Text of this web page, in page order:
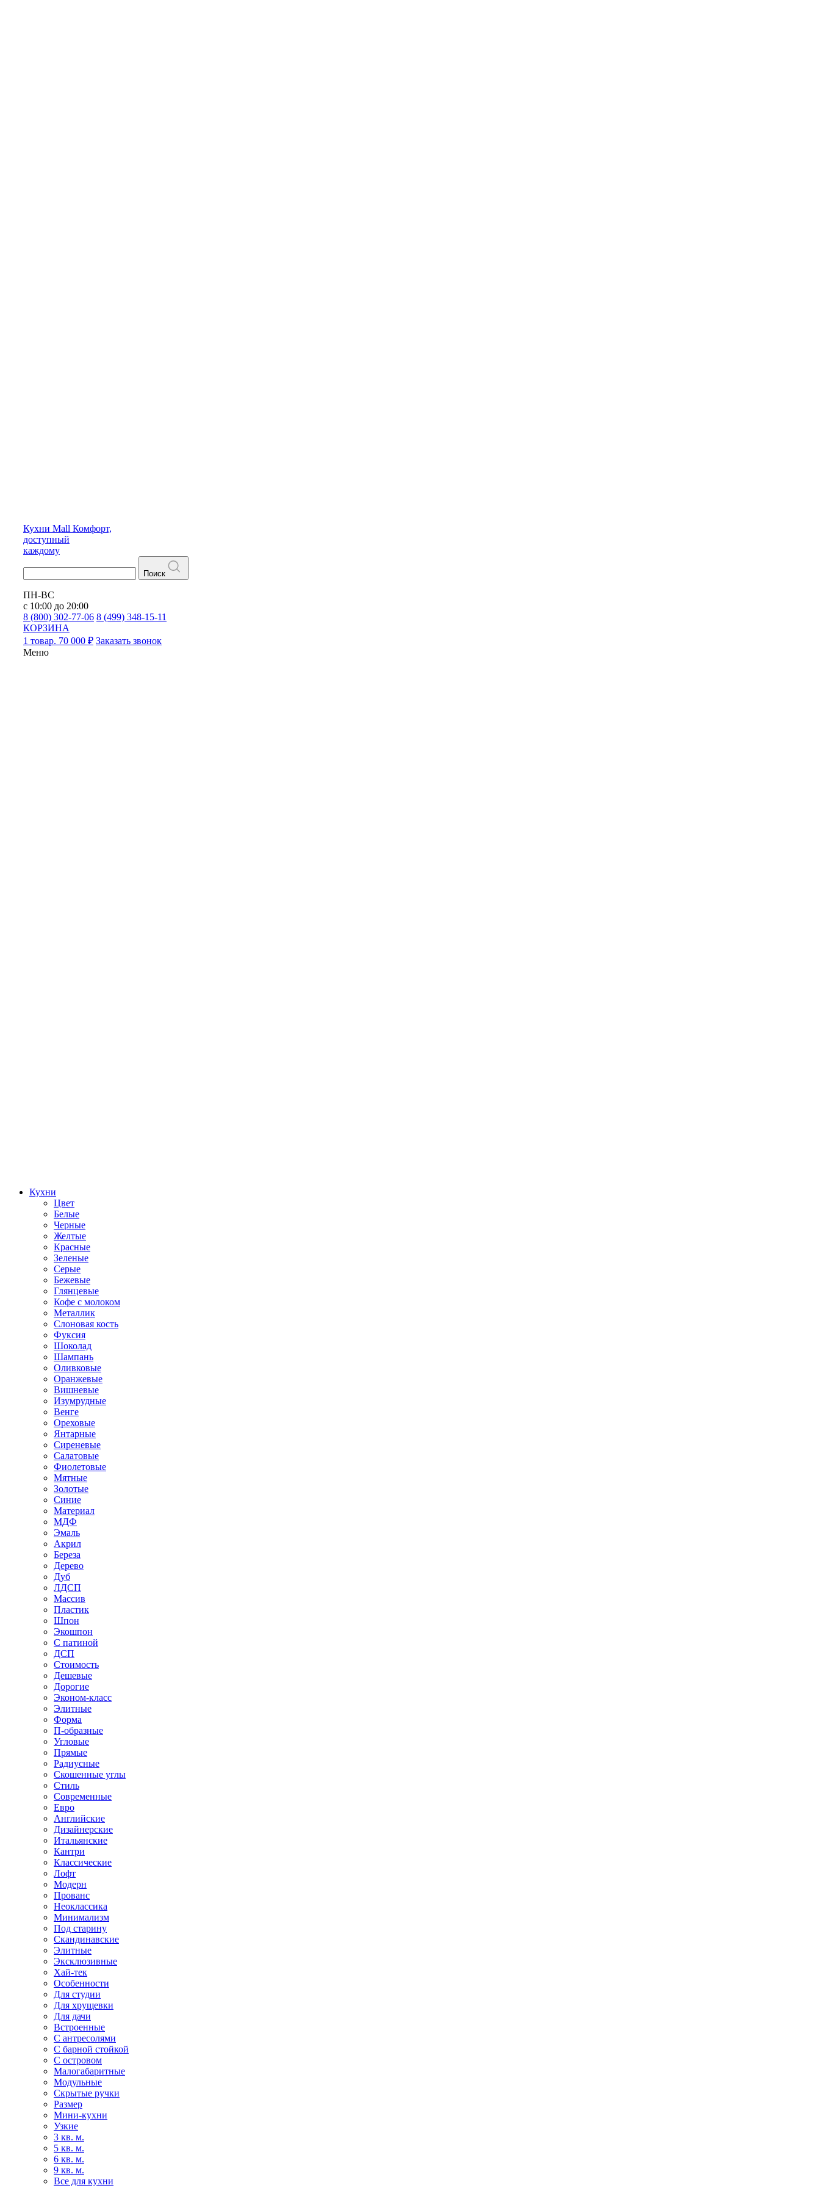
Кухни Mall Комфорт,
доступный
каждому
Поиск
ПН-ВС
с 10:00 до 20:00
8 (800) 302-77-06 8 (499) 348-15-11
КОРЗИНА
1 товар. 70 000 ₽ Заказать звонок
Меню
Кухни
Цвет
Белые
Черные
Желтые
Красные
Зеленые
Серые
Бежевые
Глянцевые
Кофе с молоком
Металлик
Слоновая кость
Фуксия
Шоколад
Шампань
Оливковые
Оранжевые
Вишневые
Изумрудные
Венге
Ореховые
Янтарные
Сиреневые
Салатовые
Фиолетовые
Мятные
Золотые
Синие
Материал
МДФ
Эмаль
Акрил
Береза
Дерево
Дуб
ЛДСП
Массив
Пластик
Шпон
Экошпон
С патиной
ДСП
Стоимость
Дешевые
Дорогие
Эконом-класс
Элитные
Форма
П-образные
Угловые
Прямые
Радиусные
Скошенные углы
Стиль
Современные
Евро
Английские
Дизайнерские
Итальянские
Кантри
Классические
Лофт
Модерн
Прованс
Неоклассика
Минимализм
Под старину
Скандинавские
Элитные
Эксклюзивные
Хай-тек
Особенности
Для студии
Для хрущевки
Для дачи
Встроенные
С антресолями
С барной стойкой
С островом
Малогабаритные
Модульные
Скрытые ручки
Размер
Мини-кухни
Узкие
3 кв. м.
5 кв. м.
6 кв. м.
9 кв. м.
Все для кухни